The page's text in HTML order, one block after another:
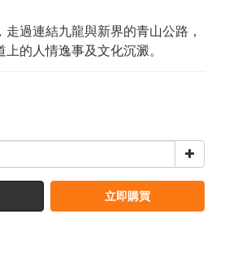
過連結九龍與新界的青山公路，
的人情逸事及文化沉澱。
立即購買